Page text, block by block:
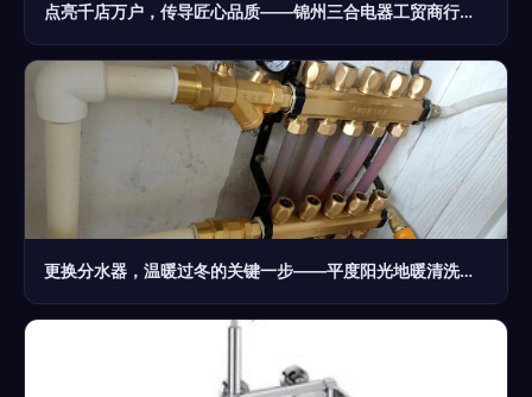
点亮千店万户，传导匠心品质——锦州三合电器工贸商行纵横机电综合零售之奥义
更换分水器，温暖过冬的关键一步——平度阳光地暖清洗全记录